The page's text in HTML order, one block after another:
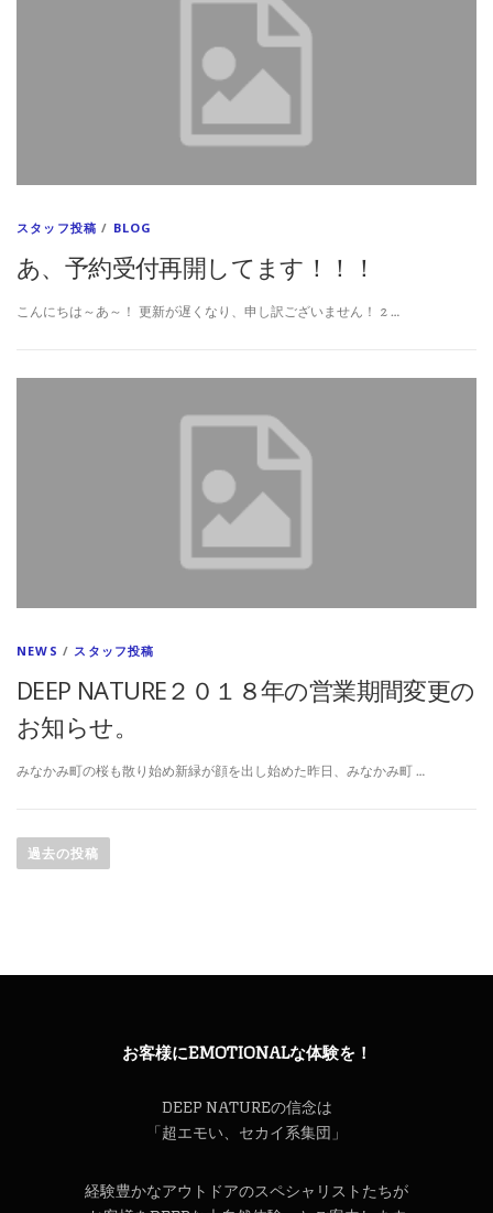
スタッフ投稿 / BLOG
あ、予約受付再開してます！！！
こんにちは～あ～！ 更新が遅くなり、申し訳ございません！ 2 …
NEWS / スタッフ投稿
DEEP NATURE２０１８年の営業期間変更の
お知らせ。
みなかみ町の桜も散り始め新緑が顔を出し始めた昨日、みなかみ町 …
稿
ナ
ー
過去の投稿
お客様にEMOTIONALな体験を！
DEEP NATUREの信念は
「超エモい、セカイ系集団」
経験豊かなアウトドアのスペシャリストたちが